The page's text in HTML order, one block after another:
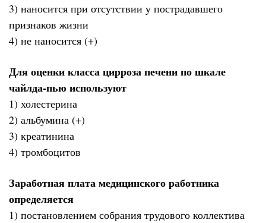
3) наносится при отсутствии у пострадавшего
признаков жизни
4) не наносится (+)
Для оценки класса цирроза печени по шкале
чайлда-пью используют
1) холестерина
2) альбумина (+)
3) креатинина
4) тромбоцитов
Заработная плата медицинского работника
определяется
1) постановлением собрания трудового коллектива